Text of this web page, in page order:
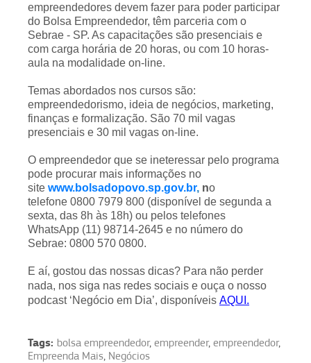
empreendedores devem fazer para poder participar
do Bolsa Empreendedor, têm parceria com o
Sebrae - SP. As capacitações são presenciais e
com carga horária de 20 horas, ou com 10 horas-
aula na modalidade on-line.
Temas abordados nos cursos são:
empreendedorismo, ideia de negócios, marketing,
finanças e formalização. São 70 mil vagas
presenciais e 30 mil vagas on-line.
O empreendedor que se ineteressar pelo programa
pode procurar mais informações no
site www.bolsadopovo.sp.gov.br, no
telefone 0800 7979 800 (disponível de segunda a
sexta, das 8h às 18h) ou pelos telefones
WhatsApp (11) 98714-2645 e no número do
Sebrae: 0800 570 0800.
E aí, gostou das nossas dicas? Para não perder
nada, nos siga nas redes sociais e ouça o nosso
podcast ‘Negócio em Dia’, disponíveis AQUI.
Tags: bolsa empreendedor, empreender, empreendedor,
Empreenda Mais, Negócios